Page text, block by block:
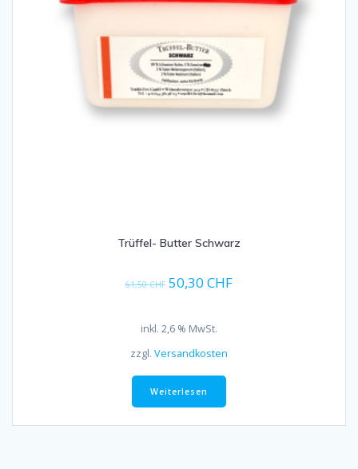
Trüffel- Butter Schwarz
61,50CHF Ursprünglicher
61,50 CHF
50,30 CHFAktueller
inkl. 2,6 % MwSt.
zzgl. Versandkosten
Weiterlesen